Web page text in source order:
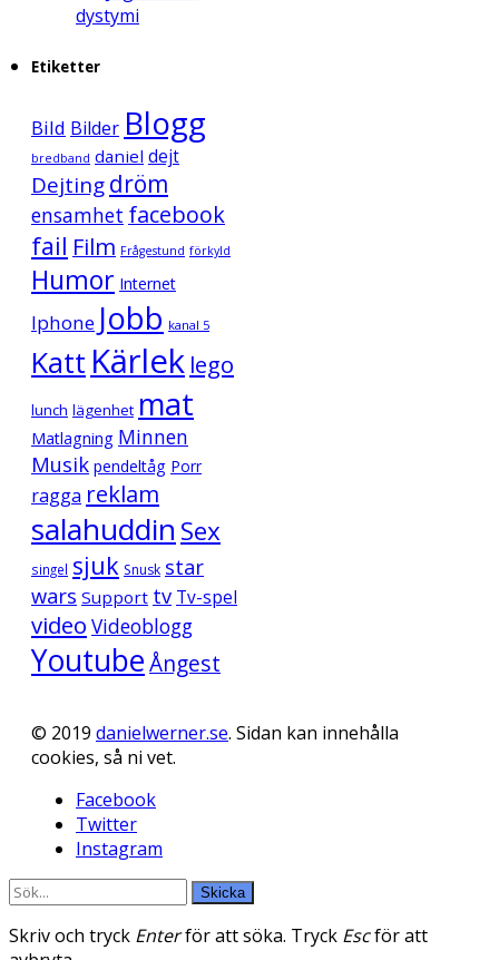
dystymi
Etiketter
Bild Bilder Blogg
bredband daniel dejt
Dejtingdröm
ensamhet facebook
fail Film Frågestund förkyld
Humor Internet
Iphone Jobb kanal 5
Katt Kärlek lego
lunch lägenhet mat
Matlagning Minnen
Musik pendeltåg Porr
ragga reklam
salahuddin Sex
singel sjuk Snusk star
wars Support tv Tv-spel
video Videoblogg
YoutubeÅngest
© 2019 danielwerner.se. Sidan kan innehålla
cookies, så ni vet.
Facebook
Twitter
Instagram
Skicka
Skriv och tryck Enterför att söka. Tryck Escför att